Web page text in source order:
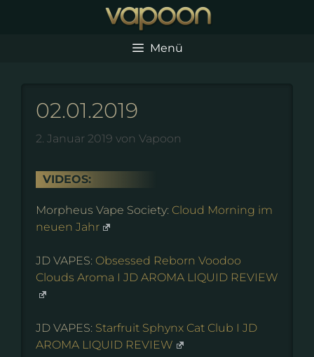
Menü
02.01.2019
2. Januar 2019 von Vapoon
VIDEOS:
Morpheus Vape Society: Cloud Morning im
neuen Jahr
JD VAPES: Obsessed Reborn Voodoo
Clouds Aroma I JD AROMA LIQUID REVIEW
JD VAPES: Starfruit Sphynx Cat Club I JD
AROMA LIQUID REVIEW